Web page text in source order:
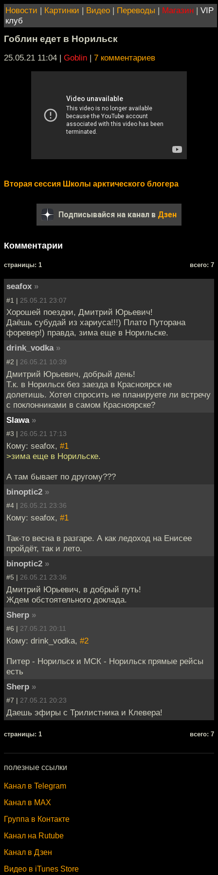
Новости | Картинки | Видео | Переводы | Магазин | VIP
клуб
Гоблин едет в Норильск
25.05.21 11:04 | Goblin | 7 комментариев
Вторая сессия Школы арктического блогера
Подписывайся на канал в Дзен
Комментарии
cтраницы: 1 всего: 7
seafox »
#1 | 25.05.21 23:07
Хорошей поездки, Дмитрий Юрьевич!
Даёшь субудай из хариуса!!!) Плато Путорана
форевер!) правда, зима еще в Норильске.
drink_vodka »
#2 | 26.05.21 10:39
Дмитрий Юрьевич, добрый день!
Т.к. в Норильск без заезда в Красноярск не
долетишь. Хотел спросить не планируете ли встречу
с поклонниками в самом Красноярске?
Slawa »
#3 | 26.05.21 17:13
Кому: seafox, #1
>зима еще в Норильске.
А там бывает по другому???
binoptic2 »
#4 | 26.05.21 23:36
Кому: seafox, #1
Так-то весна в разгаре. А как ледоход на Енисее
пройдёт, так и лето.
binoptic2 »
#5 | 26.05.21 23:36
Дмитрий Юрьевич, в добрый путь!
Ждем обстоятельного доклада.
Sherp »
#6 | 27.05.21 20:11
Кому: drink_vodka, #2
Питер - Норильск и МСК - Норильск прямые рейсы
есть
Sherp »
#7 | 27.05.21 20:23
Даешь эфиры с Трилистника и Клевера!
cтраницы: 1 всего: 7
полезные ссылки
Канал в Telegram
Канал в MAX
Группа в Контакте
Канал на Rutube
Канал в Дзен
Видео в iTunes Store